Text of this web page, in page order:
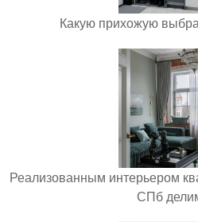
Какую прихожую
Реализованным интерьером
СПб